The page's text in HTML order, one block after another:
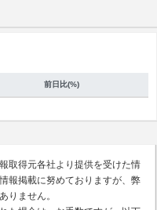
前日比(%)
取得元各社より提供を受けた情
報掲載に努めておりますが、弊
りません。